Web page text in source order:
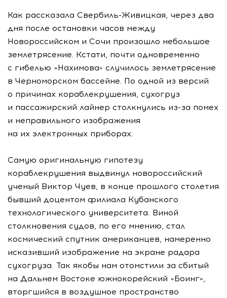
Как рассказала Свербиль-Живицкая, через два
дня после остановки часов между
Новороссийском и Сочи произошло небольшое
землетрясение. Кстати, почти одновременно
с гибелью «Нахимова» случилось землетрясение
в Черноморском бассейне. По одной из версий
о причинах кораблекрушения, сухогруз
и пассажирский лайнер столкнулись из-за помех
и неправильного изображения
на их электронных приборах.
Самую оригинальную гипотезу
кораблекрушения выдвинул новороссийский
ученый Виктор Чуев, в конце прошлого столетия
бывший доцентом филиала Кубанского
технологического университета. Виной
столкновения судов, по его мнению, стал
космический спутник американцев, намеренно
исказивший изображение на экране радара
сухогруза. Так якобы нам отомстили за сбитый
на Дальнем Востоке южнокорейский «Боинг»,
вторгшийся в воздушное пространство